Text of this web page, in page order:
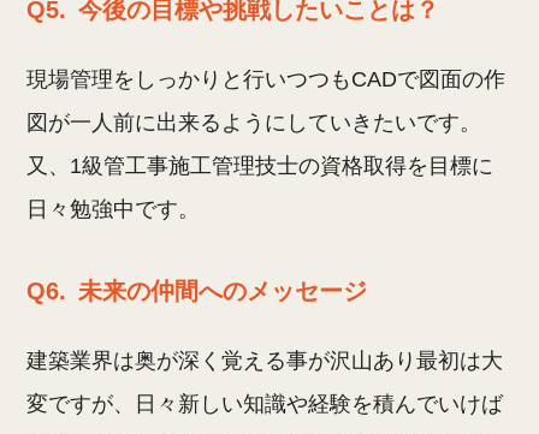
Q5. 今後の目標や挑戦したいことは？
現場管理をしっかりと行いつつもCADで図面の作
図が一人前に出来るようにしていきたいです。
又、1級管工事施工管理技士の資格取得を目標に
日々勉強中です。
Q6. 未来の仲間へのメッセージ
建築業界は奥が深く覚える事が沢山あり最初は大
変ですが、日々新しい知識や経験を積んでいけば